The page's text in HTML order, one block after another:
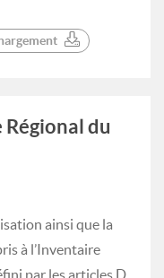
du
ainsi que la
à l’Inventaire
par les articles D.